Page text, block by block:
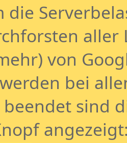
die
aller
von
bei
beendet sind